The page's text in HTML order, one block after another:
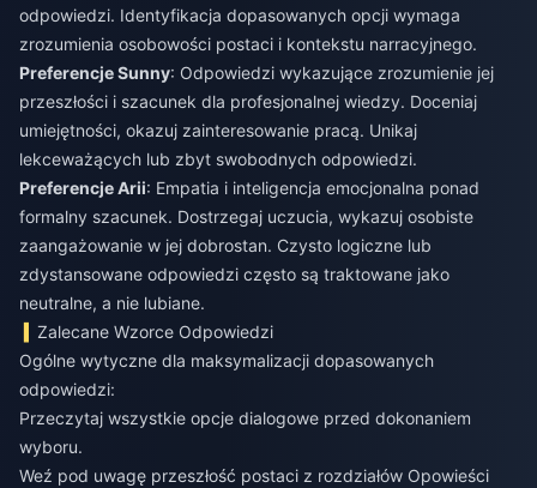
odpowiedzi. Identyfikacja dopasowanych opcji wymaga
zrozumienia osobowości postaci i kontekstu narracyjnego.
Preferencje Sunny: Odpowiedzi wykazujące zrozumienie jej
przeszłości i szacunek dla profesjonalnej wiedzy. Doceniaj
umiejętności, okazuj zainteresowanie pracą. Unikaj
lekceważących lub zbyt swobodnych odpowiedzi.
Preferencje Arii: Empatia i inteligencja emocjonalna ponad
formalny szacunek. Dostrzegaj uczucia, wykazuj osobiste
zaangażowanie w jej dobrostan. Czysto logiczne lub
zdystansowane odpowiedzi często są traktowane jako
neutralne, a nie lubiane.
Zalecane Wzorce Odpowiedzi
Ogólne wytyczne dla maksymalizacji dopasowanych
odpowiedzi:
Przeczytaj wszystkie opcje dialogowe przed dokonaniem
wyboru.
Weź pod uwagę przeszłość postaci z rozdziałów Opowieści